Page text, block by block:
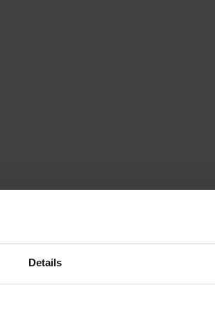
Details